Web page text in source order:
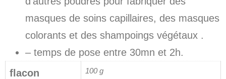
masques de soins capillaires, des masques
colorants et des shampoings végétaux .
– temps de pose entre 30mn et 2h.
flacon
100 g